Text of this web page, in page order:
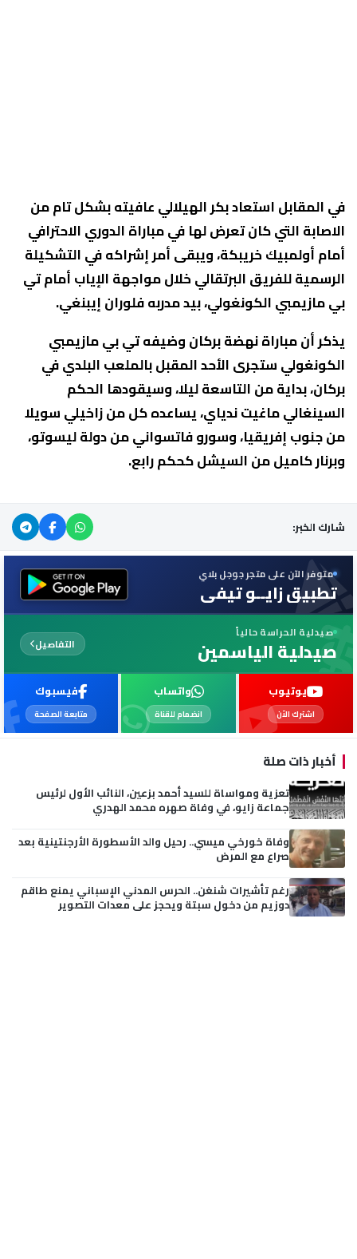
في المقابل استعاد بكر الهيلالي عافيته بشكل تام من
الاصابة التي كان تعرض لها في مباراة الدوري الاحترافي
أمام أولمبيك خريبكة، ويبقى أمر إشراكه في التشكيلة
الرسمية للفريق البرتقالي خلال مواجهة الإياب أمام تي
بي مازيمبي الكونغولي، بيد مدربه فلوران إيبنغي.
يذكر أن مباراة نهضة بركان وضيفه تي بي مازيمبي
الكونغولي ستجرى الأحد المقبل بالملعب البلدي في
بركان، بداية من التاسعة ليلا، وسيقودها الحكم
السينغالي ماغيت ندياي، يساعده كل من زاخيلي سويلا
من جنوب إفريقيا، وسورو فاتسواني من دولة ليسوتو،
وبرنار كاميل من السيشل كحكم رابع.
شارك الخبر:
متوفر الآن على متجر جوجل بلاي
تطبيق زايــو تيفي
صيدلية الحراسة حالياً
صيدلية الياسمين التفاصيل
يوتيوب
اشترك الآن
واتساب
انضمام للقناة
فيسبوك
متابعة الصفحة
أخبار ذات صلة
تعزية ومواساة للسيد أحمد بزعين، النائب الأول لرئيس
جماعة زايو، في وفاة صهره محمد الهدري
وفاة خورخي ميسي.. رحيل والد الأسطورة الأرجنتينية بعد
صراع مع المرض
رغم تأشيرات شنغن.. الحرس المدني الإسباني يمنع طاقم
دوزيم من دخول سبتة ويحجز على معدات التصوير